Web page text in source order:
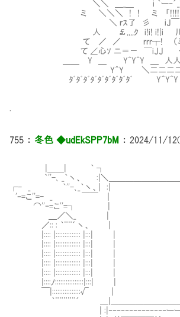
＼＼ ＿_＿ i ｀ー‐´_!l 彡／
ミ ＼＼＼ ! ! ミ 「!!!!）i! ／_
＼ ｒｽ了 彡
人 ￡,,,,ｸ i!i!
て ／ ／ ｒｒｒ┬!
て ∠心ｿ ニ＝－ ￣
＿＿ Y ＿ Y^Y^Y ＿ 人人人 て
Y＾Y ＼二二二二二
ﾀﾞﾀﾞﾀﾞﾀﾞﾀﾞﾀﾞﾀﾞﾀﾞﾀﾞ Y＾Y^Y
755 ： 冬色 ◆udEkSPP7bM ： 2024/11/
|＿＿|
｀''-､ _｀丶、 :|＼＿＿＿＿＿＿＿＿＿
┌- _ ｀''-､_｀丶、| :| ＿＿＿
'ｰ=こ''=- _ ￣￣ ｜ .| | | | |二
⌒''ｰ=こ''=┐ | | | | |
＿／＼_ | | | | | |￣
／:: : ｀¨¨´丶、
|:::: |:::::::::::::: |:::|
|:::: |:::::::::::::: |:::|
|:::: |:::::::::::::: |:::|
|:::: |:::::::::::::: |:::| | | | | |
|:::: |:::::::::::::: |:::| | | | |
|::::ﾉ::::::::::::::::|:::| | | | | |
￣|::::::::::::::::√ | | | | | |ﾆﾆｱ⌒
｀¨¨¨¨¨´ ＿|＿＿＿＿＿＿＿＿
| :|‐‐‐‐‐‐‐‐‐‐‐‐‐‐ーー|: |